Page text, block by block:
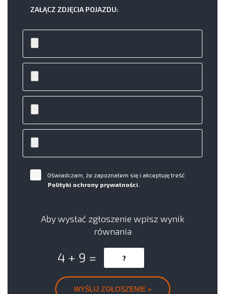
ZAŁĄCZ ZDJĘCIA POJAZDU:
Oświadczam, że zapoznałem się i akceptuję treść
Polityki ochrony prywatności.
Aby wysłać zgłoszenie wpisz wynik
równania
4 + 9 =